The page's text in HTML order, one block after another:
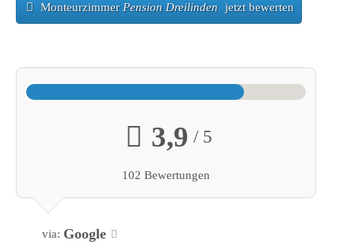
MonteurzimmerPension Dreilinden jetzt bewerten
3,9 / 5
102 Bewertungen
via: Google